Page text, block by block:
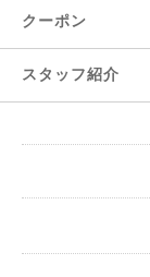
クーポン
スタッフ紹介